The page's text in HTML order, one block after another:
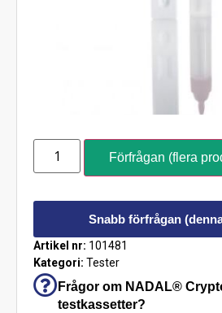
Förfrågan (flera
Snabb förfrågan
Artikel nr: 101481
Kategori: Tester
Frågor om NADAL®
testkassetter?